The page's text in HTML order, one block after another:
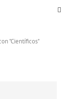
"Científicos"